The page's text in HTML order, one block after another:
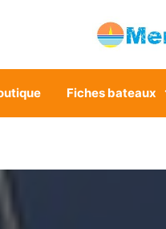
Fiches bateaux